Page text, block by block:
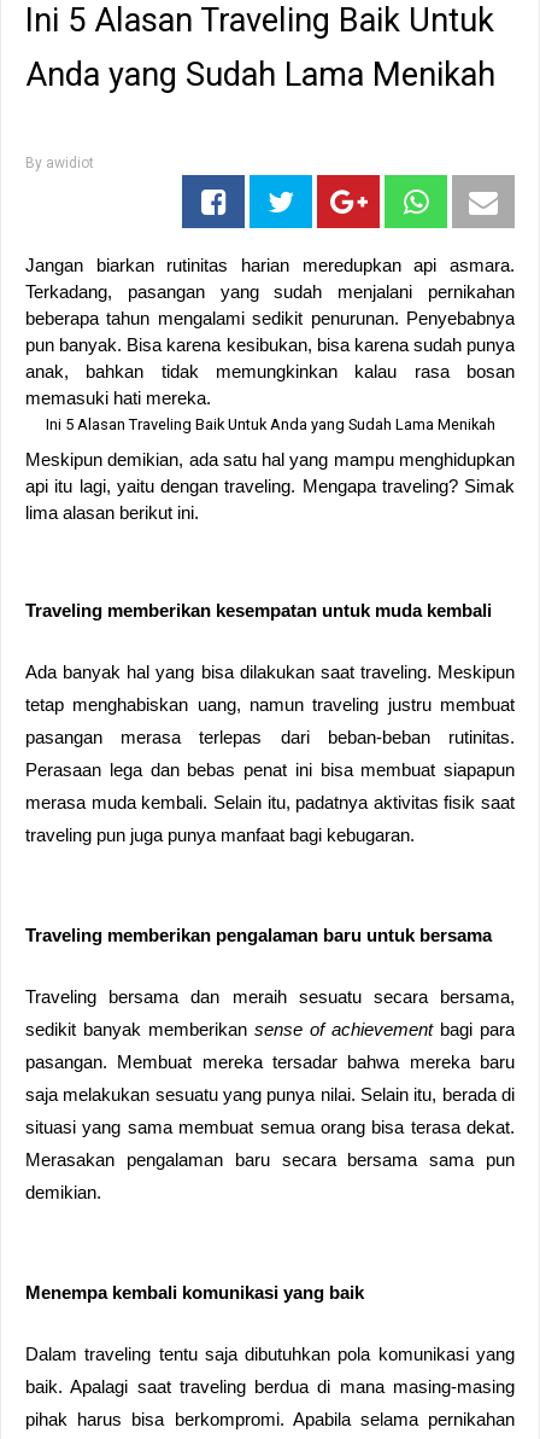
Ini 5 Alasan Traveling Baik Untuk
Anda yang Sudah Lama Menikah
By awidiot
Jangan biarkan rutinitas harian meredupkan api asmara.
Terkadang, pasangan yang sudah menjalani pernikahan
beberapa tahun mengalami sedikit penurunan. Penyebabnya
pun banyak. Bisa karena kesibukan, bisa karena sudah punya
anak, bahkan tidak memungkinkan kalau rasa bosan
memasuki hati mereka.
Ini 5 Alasan Traveling Baik Untuk Anda yang Sudah Lama Menikah
Meskipun demikian, ada satu hal yang mampu menghidupkan
api itu lagi, yaitu dengan traveling. Mengapa traveling? Simak
lima alasan berikut ini.
Traveling memberikan kesempatan untuk muda kembali
Ada banyak hal yang bisa dilakukan saat traveling. Meskipun
tetap menghabiskan uang, namun traveling justru membuat
pasangan merasa terlepas dari beban-beban rutinitas.
Perasaan lega dan bebas penat ini bisa membuat siapapun
merasa muda kembali. Selain itu, padatnya aktivitas fisik saat
traveling pun juga punya manfaat bagi kebugaran.
Traveling memberikan pengalaman baru untuk bersama
Traveling bersama dan meraih sesuatu secara bersama,
sedikit banyak memberikan sense of achievement bagi para
pasangan. Membuat mereka tersadar bahwa mereka baru
saja melakukan sesuatu yang punya nilai. Selain itu, berada di
situasi yang sama membuat semua orang bisa terasa dekat.
Merasakan pengalaman baru secara bersama sama pun
demikian.
Menempa kembali komunikasi yang baik
Dalam traveling tentu saja dibutuhkan pola komunikasi yang
baik. Apalagi saat traveling berdua di mana masing-masing
pihak harus bisa berkompromi. Apabila selama pernikahan